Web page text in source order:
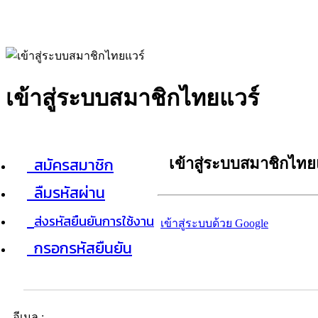
เข้าสู่ระบบสมาชิกไทยแวร์
สมัครสมาชิก
ลืมรหัสผ่าน
ส่งรหัสยืนยันการใช้งาน
กรอกรหัสยืนยัน
เข้าสู่ระบบสมาชิกไท
เข้าสู่ระบบด้วย Google